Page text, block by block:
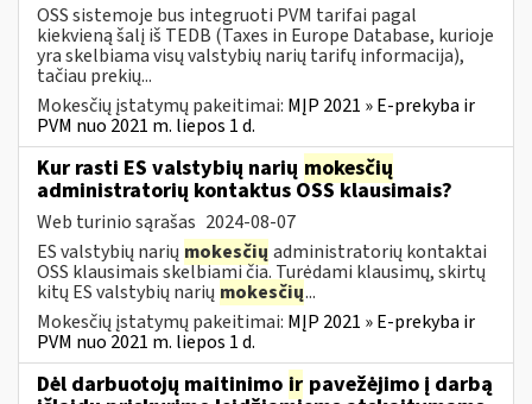
OSS sistemoje bus integruoti PVM tarifai pagal
kiekvieną šalį iš TEDB (Taxes in Europe Database, kurioje
yra skelbiama visų valstybių narių tarifų informacija),
tačiau prekių...
Mokesčių įstatymų pakeitimai: MĮP 2021 » E-prekyba ir
PVM nuo 2021 m. liepos 1 d.
Kur rasti ES valstybių narių mokesčių
administratorių kontaktus OSS klausimais?
Web turinio sąrašas 2024-08-07
ES valstybių narių mokesčių administratorių kontaktai
OSS klausimais skelbiami čia. Turėdami klausimų, skirtų
kitų ES valstybių narių mokesčių...
Mokesčių įstatymų pakeitimai: MĮP 2021 » E-prekyba ir
PVM nuo 2021 m. liepos 1 d.
Dėl darbuotojų maitinimo ir pavežėjimo į darbą